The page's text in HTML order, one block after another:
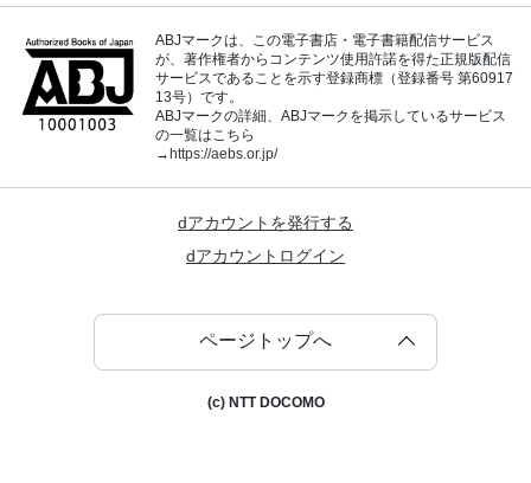
ABJマークは、この電子書店・電子書籍配信サービス
が、著作権者からコンテンツ使用許諾を得た正規版配信
サービスであることを示す登録商標（登録番号 第60917
13号）です。
ABJマークの詳細、ABJマークを掲示しているサービス
の一覧はこちら
→https://aebs.or.jp/
dアカウントを発行する
dアカウントログイン
ページトップへ
(c) NTT DOCOMO